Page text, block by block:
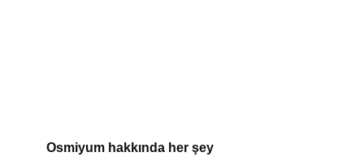
Osmiyum hakkında her şey